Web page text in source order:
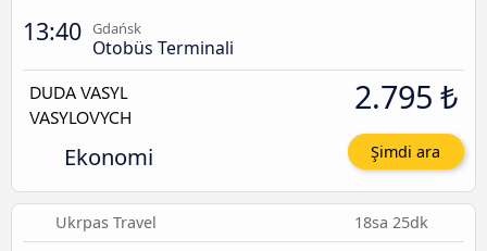
13:40 Gdańsk
Otobüs Terminali
Ekonomi
2.795 ₺
Şimdi ara
Ukrpas Travel 18sa 25dk